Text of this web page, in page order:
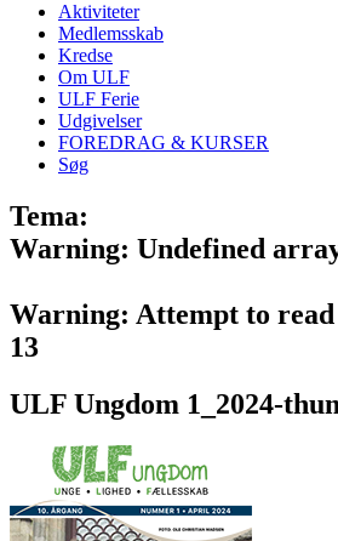
Aktiviteter
Medlemsskab
Kredse
Om ULF
ULF Ferie
Udgivelser
FOREDRAG & KURSER
Søg
Tema:
Warning: Undefined
Warning: Attempt to
13
ULF Ungdom 1_2024-